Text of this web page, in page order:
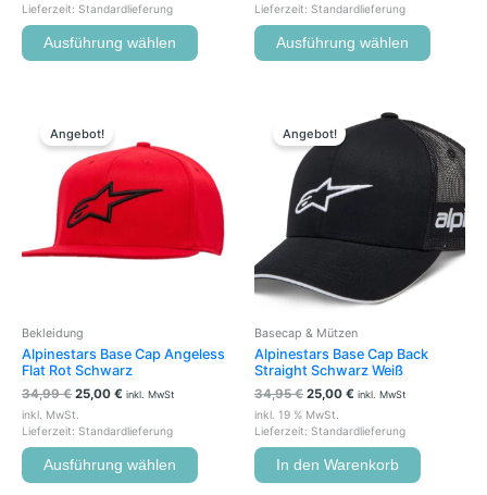
Lieferzeit: Standardlieferung
Ausführung wählen
Lieferzeit: Standardlieferung
Ausführung wählen
Angebot!
Bekleidung
Alpinestars Base Cap Angeless
Flat Rot Schwarz
34,99€
war:
34,99 €
25,00 €
ist:
25,00 €.
inkl. MwSt
inkl. MwSt.
Lieferzeit: Standardlieferung
Ausführung wählen
mehrere
Varianten
Optionen
Produktseite
gewählt
Angebot!
Basecap & Mützen
Alpinestars Base Cap Back
Straight Schwarz Weiß
34,95€
Ursprünglicher
war:
34,95 €
25,00 €
Aktueller
Preis
inkl. MwSt
inkl. 19 % MwSt.
Lieferzeit: Standardlieferung
In den Warenkorb